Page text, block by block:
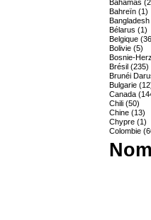
Bahamas
Bahreïn (1)
Bangladesh
Bélarus (1)
Belgique
Bolivie (5)
Bosnie-
Brésil (235)
Brunéi
Bulgarie
Canada
Chili (50)
Chine (13)
Chypre (1)
Colombie
Nom